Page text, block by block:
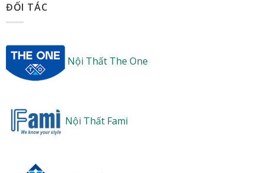
ĐỐI TÁC
Nội Thất The One
Nội Thất Fami